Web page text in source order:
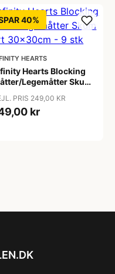
40%
HEARTS
Hearts Blocking
Legemåtter Skum
PRIS 249,00 KR
kr